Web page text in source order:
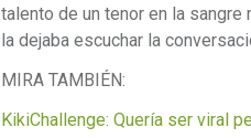
talento de un tenor en la sangre
la dejaba escuchar la
MIRA TAMBIÉN:
KikiChallenge: Quería ser viral